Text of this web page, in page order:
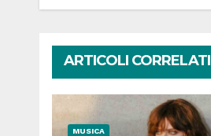
ARTICOLI CORRELATI
MUSICA